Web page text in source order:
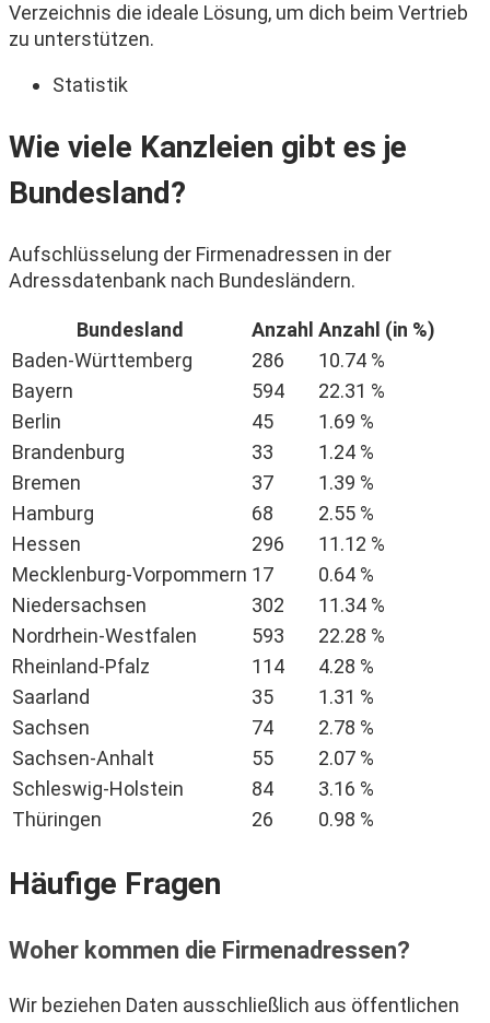
Verzeichnis die ideale Lösung, um dich beim Vertrieb
zu unterstützen.
Statistik
Wie viele Kanzleien gibt es je
Bundesland?
Aufschlüsselung der Firmenadressen in der
Adressdatenbank nach Bundesländern.
Bundesland Anzahl Anzahl (in %)
Baden-Württemberg
286
10.74 %
Bayern
594
22.31 %
Berlin
45
1.69 %
Brandenburg
33
1.24 %
Bremen
37
1.39 %
Hamburg
68
2.55 %
Hessen
296
11.12 %
Mecklenburg-Vorpommern 17
0.64 %
Niedersachsen
302
11.34 %
Nordrhein-Westfalen
593
22.28 %
Rheinland-Pfalz
114
4.28 %
Saarland
35
1.31 %
Sachsen
74
2.78 %
Sachsen-Anhalt
55
2.07 %
Schleswig-Holstein
84
3.16 %
Thüringen
26 0.98 %
Häufige Fragen
Woher kommen die Firmenadressen?
Wir beziehen Daten ausschließlich aus öffentlichen